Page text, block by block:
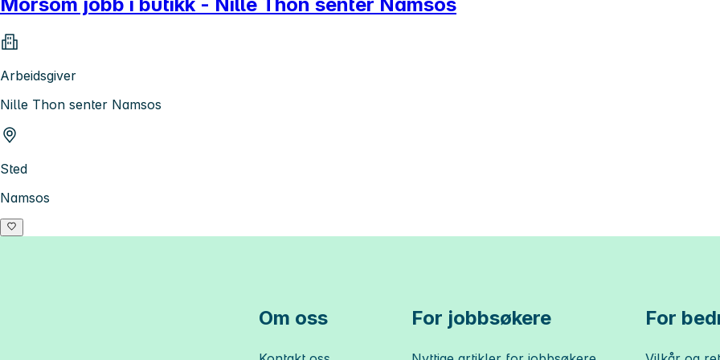
Arbeidsgiver
Nille Thon senter Namsos
Sted
Namsos
Om oss For jobbsøkere For